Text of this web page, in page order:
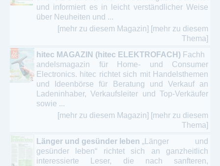
und informiert es in leicht verständlicher Weise
über Neuheiten und ...
[mehr zu diesem Magazin] [mehr zu diesem
Thema]
hitec MAGAZIN (hitec ELEKTROFACH) Fachh
andelsmagazin für Home- und Consumer
Electronics. hitec richtet sich mit Handelsthemen
und Ideenbörse für Beratung und Verkauf an
Ladeninhaber, Verkaufsleiter und Top-Verkäufer
sowie ...
[mehr zu diesem Magazin] [mehr zu diesem
Thema]
Länger und gesünder leben „Länger und
gesünder leben“ richtet sich an ganzheitlich
interessierte Leser, die nach sanfteren,